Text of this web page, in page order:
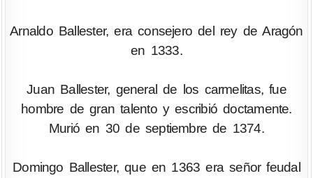
Arnaldo Ballester, era consejero del rey de Aragón
en 1333.
Juan Ballester, general de los carmelitas, fue
hombre de gran talento y escribió doctamente.
Murió en 30 de septiembre de 1374.
Domingo Ballester, que en 1363 era señor feudal